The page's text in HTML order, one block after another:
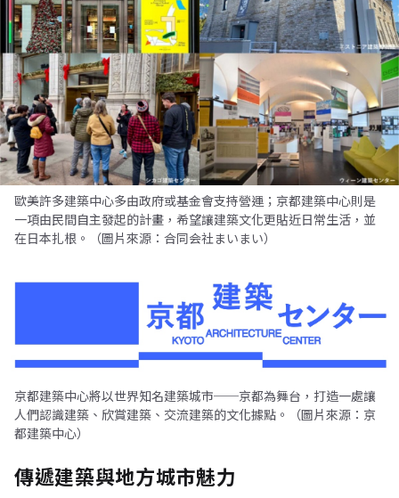
歐美許多建築中心多由政府或基金會支持營運；京都建築中心則是
一項由民間自主發起的計畫，希望讓建築文化更貼近日常生活，並
在日本扎根。（圖片來源：合同会社まいまい）
京都建築中心將以世界知名建築城市──京都為舞台，打造一處讓
人們認識建築、欣賞建築、交流建築的文化據點。（圖片來源：京
都建築中心）
傳遞建築與地方城市魅力